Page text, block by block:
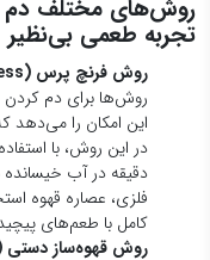
روش اکسپرسو:برای
اکسپرسو، باید دانه‌ها
آب از آن‌ها عصاره
می‌کند که می‌تواند
برجسته کند.
روش ایروپرس (AeroPress):
تولید یک فنجان
طراحی شده است. این
فشار بیشتری اعمال
خواهید داشت.